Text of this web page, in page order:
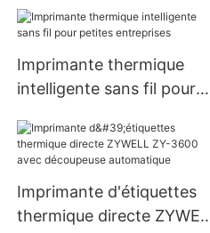
Imprimante thermique
intelligente sans fil pour
Imprimante d'étiquettes
thermique directe